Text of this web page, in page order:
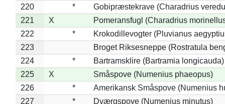
220
*
Gobipræstekrave (Charadrius
221
X
Pomeransfugl (Charadrius
222
*
Krokodillevogter (Pluvianus
223
Broget Riksesneppe (Rostratula
224
*
Bartramsklire (Bartramia longicauda)
225
X
Småspove (Numenius phaeopus)
226
*
Amerikansk Småspove (Numenius
227
*
Dværgspove (Numenius minutus)